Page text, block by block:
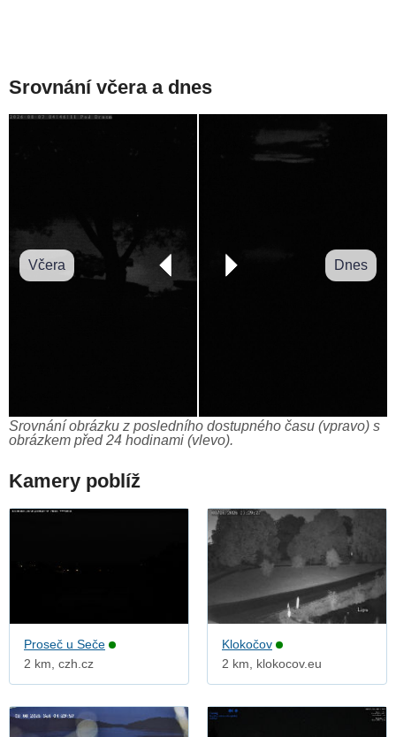
Srovnání včera a dnes
Včera Dnes
Srovnání obrázku z posledního dostupného času (vpravo) s
obrázkem před 24 hodinami (vlevo).
Kamery poblíž
Proseč u Seče
2 km, czh.cz
Klokočov
2 km, klokocov.eu